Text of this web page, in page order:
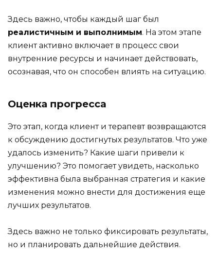
Здесь важно, чтобы каждый шаг был
реалистичным и выполнимым. На этом этапе
клиент активно включает в процесс свои
внутренние ресурсы и начинает действовать,
осознавая, что он способен влиять на ситуацию.
Оценка прогресса
Это этап, когда клиент и терапевт возвращаются
к обсуждению достигнутых результатов. Что уже
удалось изменить? Какие шаги привели к
улучшению? Это помогает увидеть, насколько
эффективна была выбранная стратегия и какие
изменения можно внести для достижения еще
лучших результатов.
Здесь важно не только фиксировать результаты,
но и планировать дальнейшие действия.